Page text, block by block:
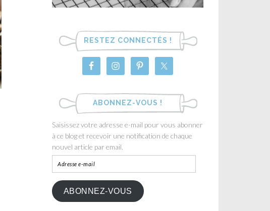
RESTEZ CONNECTÉS !
ABONNEZ-VOUS !
Saisissez votre adresse e-mail pour vous abonner
à ce blog et recevoir une notification de chaque
nouvel article par email.
ABONNEZ-VOUS